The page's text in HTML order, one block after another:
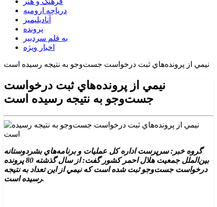
دریاچه ارومیه
آنادیلیمیز
پرونده
به قلم سردبیر
اخبار ویژه
نيمي از پرونده‌هاي ثبت درخواست جست‌وجو به نتيجه رسيده است
نيمي از پرونده‌هاي ثبت درخواست
جست‌وجو به نتيجه رسيده است
گروه خبر: سرپرست اداره کل عمليات و برنامه‌هاي بشردوستانه
بين‌الملل جمعيت هلال احمر کشور گفت: از سال گذشته 80 پرونده
درخواست جست‌وجو ثبت شده است که نيمي از اين تعداد به نتيجه
رسيده است.